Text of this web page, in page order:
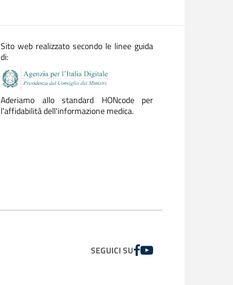
Sito web realizzato secondo le linee guida
di:
Aderiamo allo standard HONcode per
l'affidabilità dell'informazione medica.
SEGUICI SUFACEBOOK
YOUTUBE